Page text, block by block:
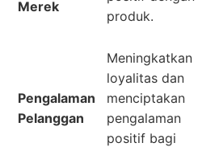
Merek
produk.
Pengalaman
Pelanggan
Meningkatkan
loyalitas dan
menciptakan
pengalaman
positif bagi